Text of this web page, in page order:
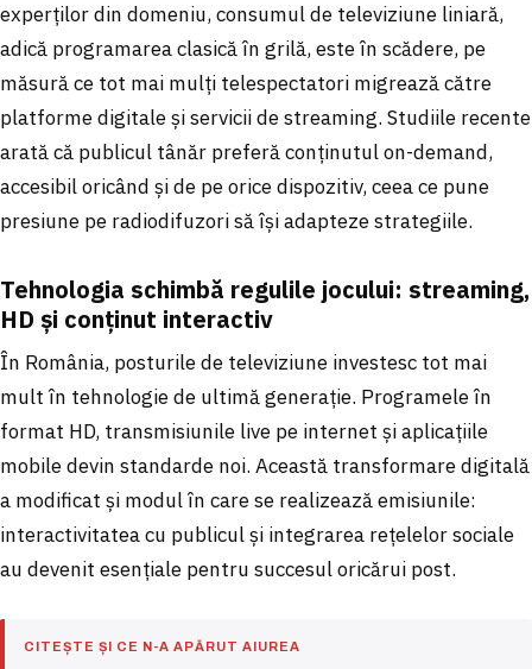
experților din domeniu, consumul de televiziune liniară,
adică programarea clasică în grilă, este în scădere, pe
măsură ce tot mai mulți telespectatori migrează către
platforme digitale și servicii de streaming. Studiile recente
arată că publicul tânăr preferă conținutul on-demand,
accesibil oricând și de pe orice dispozitiv, ceea ce pune
presiune pe radiodifuzori să își adapteze strategiile.
Tehnologia schimbă regulile jocului: streaming,
HD și conținut interactiv
În România, posturile de televiziune investesc tot mai
mult în tehnologie de ultimă generație. Programele în
format HD, transmisiunile live pe internet și aplicațiile
mobile devin standarde noi. Această transformare digitală
a modificat și modul în care se realizează emisiunile:
interactivitatea cu publicul și integrarea rețelelor sociale
au devenit esențiale pentru succesul oricărui post.
CITEȘTE ȘI CE N-A APĂRUT AIUREA